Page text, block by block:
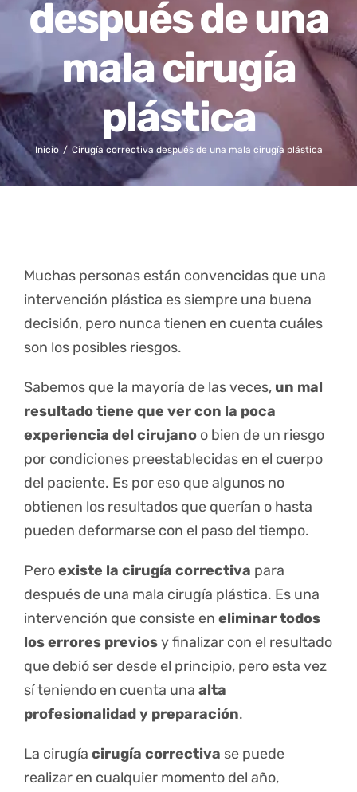
después de una
mala cirugía
plástica
Inicio Cirugía correctiva después de una mala cirugía plástica
Muchas personas están convencidas que una
intervención plástica es siempre una buena
decisión, pero nunca tienen en cuenta cuáles
son los posibles riesgos.
Sabemos que la mayoría de las veces, un mal
resultado tiene que ver con la poca
experiencia del cirujano o bien de un riesgo
por condiciones preestablecidas en el cuerpo
del paciente. Es por eso que algunos no
obtienen los resultados que querían o hasta
pueden deformarse con el paso del tiempo.
Peroexiste la cirugía correctiva para
después de una mala cirugía plástica. Es una
intervención que consiste en eliminar todos
los errores previosy finalizar con el resultado
que debió ser desde el principio, pero esta vez
sí teniendo en cuenta una alta
profesionalidad y preparación.
La cirugía cirugía correctiva se puede
realizar en cualquier momento del año,